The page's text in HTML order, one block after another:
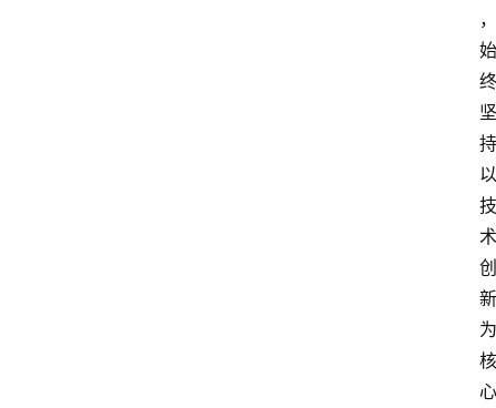
，
始
终
坚
持
以
技
术
创
新
为
核
心